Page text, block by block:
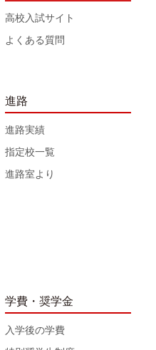
高校入試サイト
よくある質問
進路
進路実績
指定校一覧
進路室より
学費・奨学金
入学後の学費